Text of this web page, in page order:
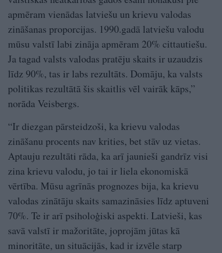
apmēram vienādas latviešu un krievu valodas
zināšanas proporcijas. 1990.gadā latviešu valodu
mūsu valstī labi zināja apmēram 20% cittautiešu.
Ja tagad valsts valodas pratēju skaits ir uzaudzis
līdz 90%, tas ir labs rezultāts. Domāju, ka valsts
politikas rezultātā šis skaitlis vēl vairāk kāps,”
norāda Veisbergs.
“Ir diezgan pārsteidzoši, ka krievu valodas
zināšanu procents nav krities, bet stāv uz vietas.
Aptauju rezultāti rāda, ka arī jaunieši gandrīz visi
zina krievu valodu, jo tai ir liela ekonomiskā
vērtība. Mūsu agrīnās prognozes bija, ka krievu
valodas zinātāju skaits samazināsies līdz aptuveni
70%. Te ir arī psiholoģiski aspekti. Latvieši, kas
savā valstī ir mažoritāte, joprojām jūtas kā
minoritāte, un situācijās, kad ir izvēle starp